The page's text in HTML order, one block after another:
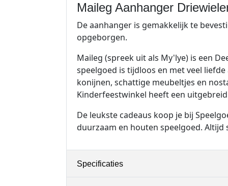
Maileg Aanhanger
De aanhanger is gemakkelijk te
opgeborgen.
Maileg (spreek uit als My'lye) is een
speelgoed is tijdloos en met veel
konijnen, schattige meubeltjes en
Kinderfeestwinkel heeft een
De leukste cadeaus koop je bij
duurzaam en houten speelgoed. Altijd
Specificaties